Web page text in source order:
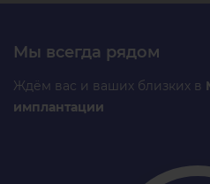
Мы всегда рядом
Ждём вас и ваших близких в
имплантации